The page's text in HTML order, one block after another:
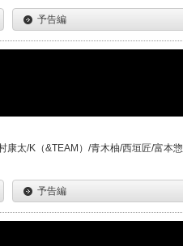
予告編
康太/K（&TEAM）/青木柚/西垣匠/富本惣
予告編